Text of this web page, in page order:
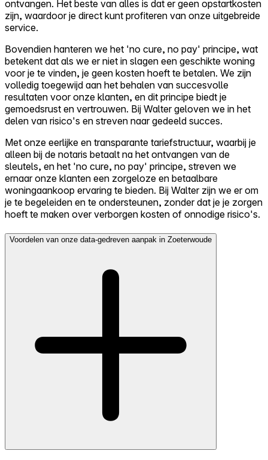
ontvangen. Het beste van alles is dat er geen opstartkosten
zijn, waardoor je direct kunt profiteren van onze uitgebreide
service.
Bovendien hanteren we het 'no cure, no pay' principe, wat
betekent dat als we er niet in slagen een geschikte woning
voor je te vinden, je geen kosten hoeft te betalen. We zijn
volledig toegewijd aan het behalen van succesvolle
resultaten voor onze klanten, en dit principe biedt je
gemoedsrust en vertrouwen. Bij Walter geloven we in het
delen van risico's en streven naar gedeeld succes.
Met onze eerlijke en transparante tariefstructuur, waarbij je
alleen bij de notaris betaalt na het ontvangen van de
sleutels, en het 'no cure, no pay' principe, streven we
ernaar onze klanten een zorgeloze en betaalbare
woningaankoop ervaring te bieden. Bij Walter zijn we er om
je te begeleiden en te ondersteunen, zonder dat je je zorgen
hoeft te maken over verborgen kosten of onnodige risico's.
Voordelen van onze data-gedreven aanpak in Zoeterwoude